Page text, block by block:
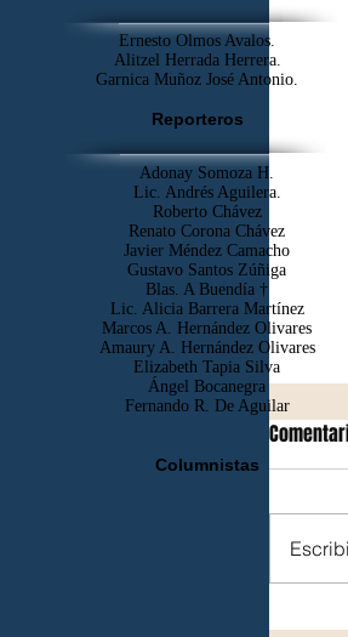
Ernesto Olmos Avalos.
Alitzel Herrada Herrera.
Garnica Muñoz José Antonio.
Reporteros
Adonay Somoza H.
Lic. Andrés Aguilera.
Roberto Chávez
Renato Corona Chávez
Javier Méndez Camacho
Gustavo Santos Zúñiga
Blas. A Buendía †
​Lic. Alicia Barrera Martínez
Marcos A. Hernández Olivares
Amaury A. Hernández Olivares
Elizabeth Tapia Silva
Ángel Bocanegra
Fernando R. De Aguilar
Columnistas